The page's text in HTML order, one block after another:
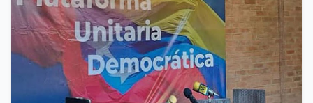
Gobierno y oposición acuerdan
mantener en “sesión permanente”
la mesa de diálogo hasta el 12 de
agosto